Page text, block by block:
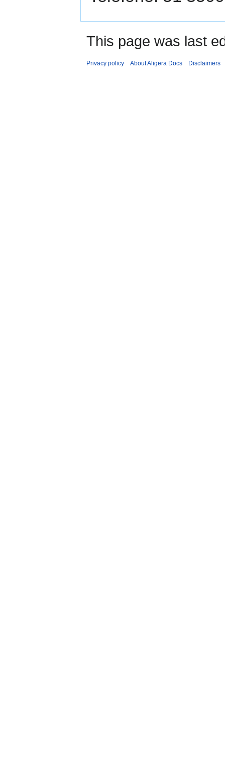
This page was last
Privacy policy About Aligera Docs Disclaimers